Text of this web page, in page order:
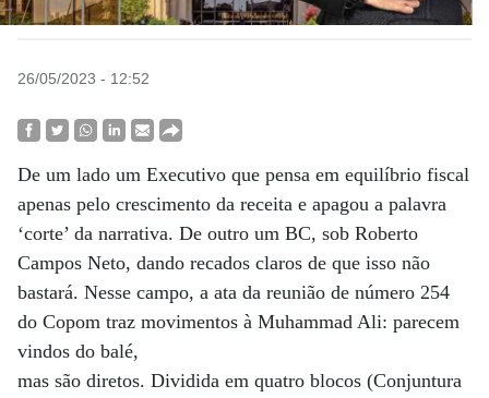
26/05/2023 - 12:52
De um lado um Executivo que pensa em equilíbrio fiscal
apenas pelo crescimento da receita e apagou a palavra
‘corte’ da narrativa. De outro um BC, sob Roberto
Campos Neto, dando recados claros de que isso não
bastará. Nesse campo, a ata da reunião de número 254
do Copom traz movimentos à Muhammad Ali: parecem
vindos do balé,
mas são diretos. Dividida em quatro blocos (Conjuntura